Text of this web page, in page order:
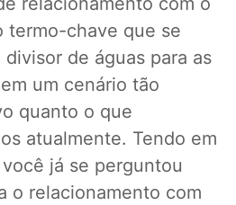
termo-chave que se
de águas para as
um cenário tão
quanto o que
atualmente. Tendo em
já se perguntou
o relacionamento com